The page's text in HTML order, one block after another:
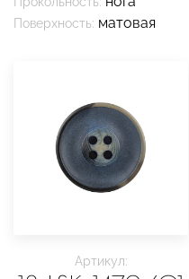
Поверхность: матовая
Артикул: